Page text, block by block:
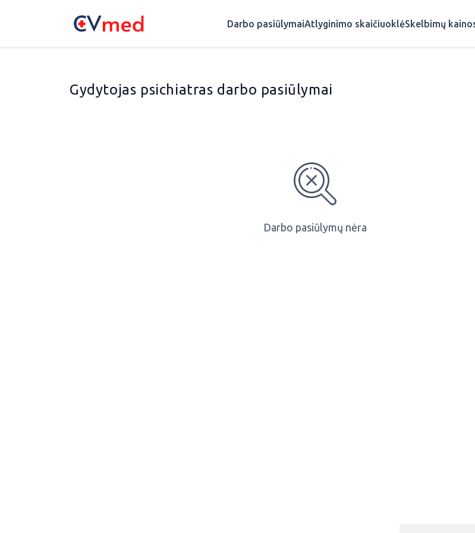
Darbo pasiūlymaiAtlyginimo skaičiuoklėSkelbimų
Gydytojas psichiatras darbo pasiūlymai
Darbo pasiūlymų nėra